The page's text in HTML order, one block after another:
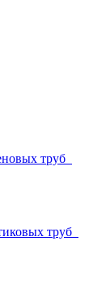
труб
труб